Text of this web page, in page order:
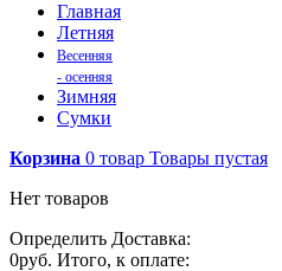
Главная
Летняя
Весенняя
- осенняя
Зимняя
Сумки
Корзина 0 товар Товары пустая
Нет товаров
Определить Доставка:
0руб. Итого, к оплате: